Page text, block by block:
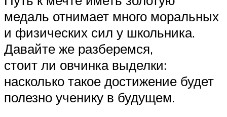
медаль отнимает много моральных
и физических сил у школьника.
Давайте же разберемся,
стоит ли овчинка выделки:
насколько такое достижение будет
полезно ученику в будущем.